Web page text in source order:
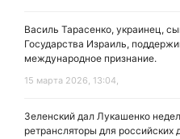
Василь Тарасенко, украинец,
Государства Израиль,
международное признание.
15 марта 2026, 13:04,
Зеленский дал Лукашенко
ретрансляторы для российских